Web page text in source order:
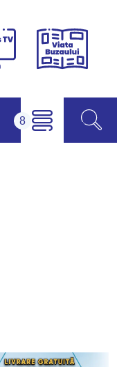
Campus
Viața